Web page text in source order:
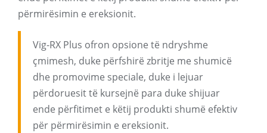
përmirësimin e ereksionit.
Vig-RX Plus ofron opsione të ndryshme
çmimesh, duke përfshirë zbritje me shumicë
dhe promovime speciale, duke i lejuar
përdoruesit të kursejnë para duke shijuar
ende përfitimet e këtij produkti shumë efektiv
për përmirësimin e ereksionit.